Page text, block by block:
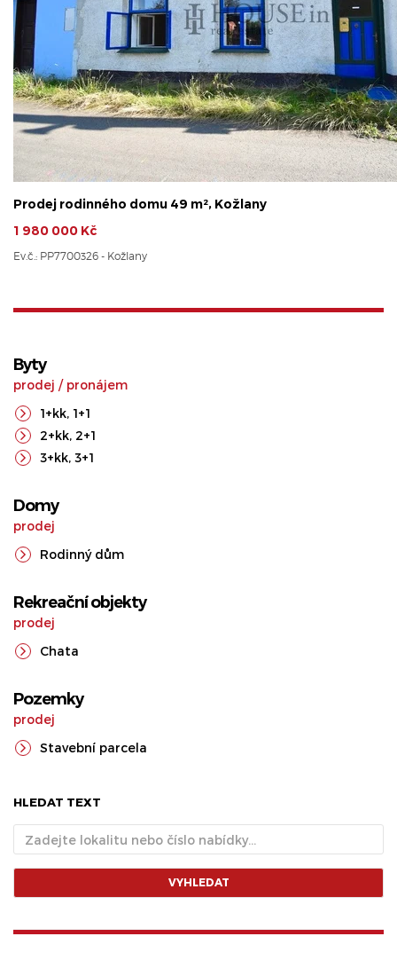
Prodej rodinného domu 49 m², Kožlany
1 980 000 Kč
Ev.č.: PP7700326 - Kožlany
Byty
prodej / pronájem
1+kk, 1+1
2+kk, 2+1
3+kk, 3+1
Domy
prodej
Rodinný dům
Rekreační objekty
prodej
Chata
Pozemky
prodej
Stavební parcela
HLEDAT TEXT
VYHLEDAT